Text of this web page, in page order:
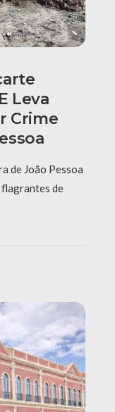
Leva
Crime
de João Pessoa
de